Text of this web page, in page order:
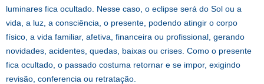
luminares fica ocultado. Nesse caso, o eclipse será do Sol ou a
vida, a luz, a consciência, o presente, podendo atingir o corpo
físico, a vida familiar, afetiva, financeira ou profissional, gerando
novidades, acidentes, quedas, baixas ou crises. Como o presente
fica ocultado, o passado costuma retornar e se impor, exigindo
revisão, conferencia ou retratação.